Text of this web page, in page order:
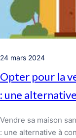
24 mars 2024
Opter pour la
: une
Vendre sa maison
: une alternative à